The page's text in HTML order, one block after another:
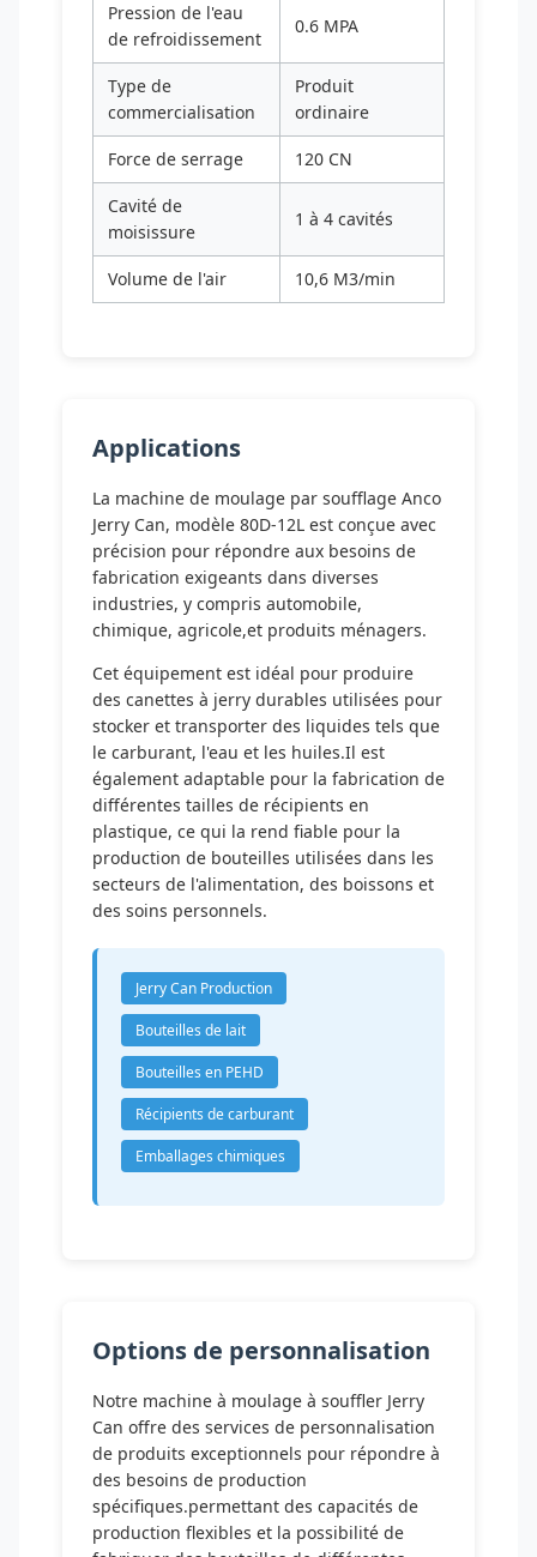
Pression de l'eau
de refroidissement
0.6 MPA
Type de
commercialisation
Produit
ordinaire
Force de serrage 120 CN
Cavité de
moisissure
1 à 4 cavités
Volume de l'air 10,6 M3/min
Applications
La machine de moulage par soufflage Anco
Jerry Can, modèle 80D-12L est conçue avec
précision pour répondre aux besoins de
fabrication exigeants dans diverses
industries, y compris automobile,
chimique, agricole,et produits ménagers.
Cet équipement est idéal pour produire
des canettes à jerry durables utilisées pour
stocker et transporter des liquides tels que
le carburant, l'eau et les huiles.Il est
également adaptable pour la fabrication de
différentes tailles de récipients en
plastique, ce qui la rend fiable pour la
production de bouteilles utilisées dans les
secteurs de l'alimentation, des boissons et
des soins personnels.
Jerry Can Production
Bouteilles de lait
Bouteilles en PEHD
Récipients de carburant
Emballages chimiques
Options de personnalisation
Notre machine à moulage à souffler Jerry
Can offre des services de personnalisation
de produits exceptionnels pour répondre à
des besoins de production
spécifiques.permettant des capacités de
production flexibles et la possibilité de